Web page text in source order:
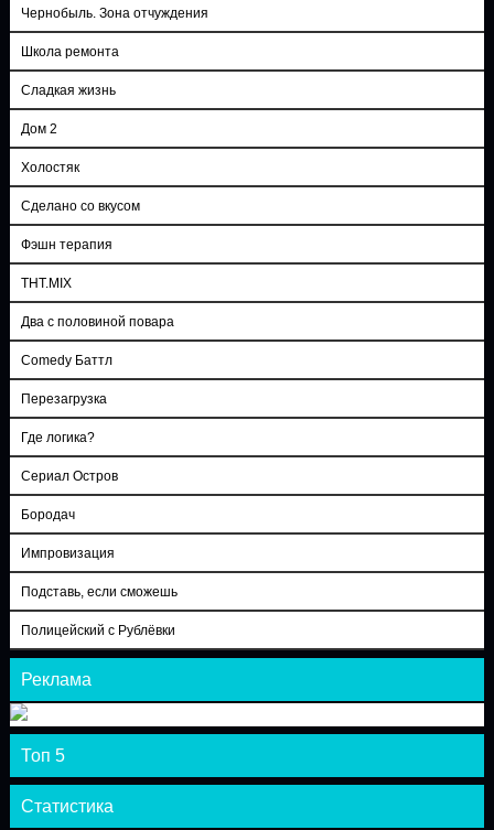
Чернобыль. Зона отчуждения
Школа ремонта
Сладкая жизнь
Дом 2
Холостяк
Сделано со вкусом
Фэшн терапия
ТНТ.MIX
Два с половиной повара
Comedy Баттл
Перезагрузка
Где логика?
Сериал Остров
Бородач
Импровизация
Подставь, если сможешь
Полицейский с Рублёвки
Реклама
Топ 5
Статистика